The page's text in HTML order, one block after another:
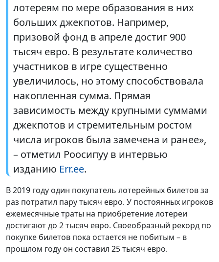
лотереям по мере образования в них
больших джекпотов. Например,
призовой фонд в апреле достиг 900
тысяч евро. В результате количество
участников в игре существенно
увеличилось, но этому способствовала
накопленная сумма. Прямая
зависимость между крупными суммами
джекпотов и стремительным ростом
числа игроков была замечена и ранее»,
– отметил Роосипуу в интервью
изданию Err.ee.
В 2019 году один покупатель лотерейных билетов за
раз потратил пару тысяч евро. У постоянных игроков
ежемесячные траты на приобретение лотереи
достигают до 2 тысяч евро. Своеобразный рекорд по
покупке билетов пока остается не побитым – в
прошлом году он составил 25 тысяч евро.